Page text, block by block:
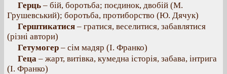
Герць – бій, боротьба; поєдинок, двобій (М.
Грушевський); боротьба, протиборство (Ю. Дячук)
Герштикатися – гратися, веселитися, забавлятися
(різні автори)
Гетумогер – сім мадяр (І. Франко)
Геца – жарт, витівка, кумедна історія, забава, інтрига
(І. Франко)